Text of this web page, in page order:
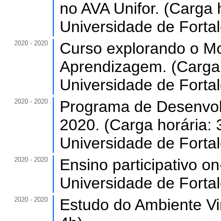
no AVA Unifor. (Carga
Universidade de
2020 - 2020
Curso explorando o
Aprendizagem.
Universidade de
2020 - 2020
Programa de
2020. (Carga horária:
Universidade de
2020 - 2020
Ensino participativo
Universidade de
2020 - 2020
Estudo do Ambiente